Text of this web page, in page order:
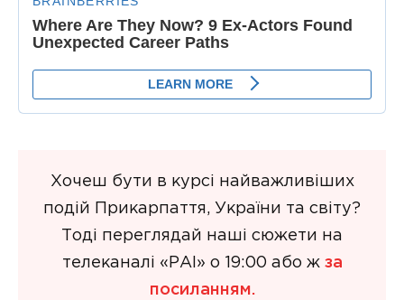
Хочеш бути в курсі найважливіших
подій Прикарпаття, України та світу?
Тоді переглядай наші сюжети на
телеканалі «РАІ» о 19:00 або ж за
посиланням.